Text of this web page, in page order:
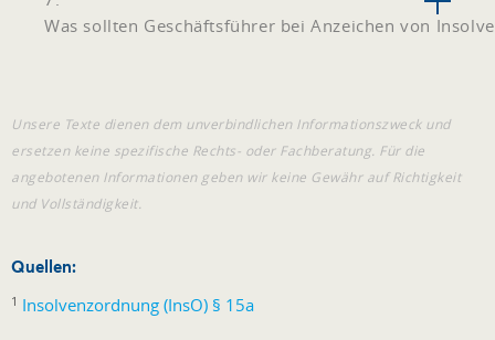
Was sollten Geschäftsführer bei Anzeichen von
Unsere Texte dienen dem unverbindlichen Informationszweck und
ersetzen keine spezifische Rechts- oder Fachberatung. Für die
angebotenen Informationen geben wir keine Gewähr auf Richtigkeit
und Vollständigkeit.
Quellen:
1 Insolvenzordnung (InsO) § 15a